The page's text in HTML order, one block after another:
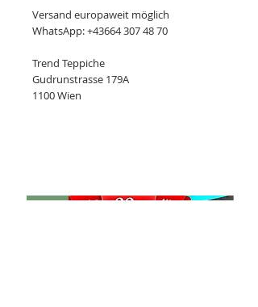
Versand europaweit möglich
WhatsApp: +43664 307 48 70
Trend Teppiche
Gudrunstrasse 179A
1100 Wien
Neu